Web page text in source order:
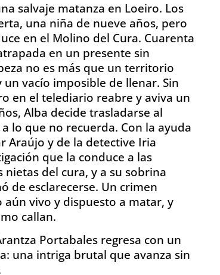
salvaje matanza en Loeiro. Los
una niña de nueve años, pero
en el Molino del Cura. Cuarenta
en un presente sin
no es más que un territorio
vacío imposible de llenar. Sin
en el telediario reabre y aviva un
Alba decide trasladarse al
lo que no recuerda. Con la ayuda
Araújo y de la detective Iria
que la conduce a las
del cura, y a su sobrina
de esclarecerse. Un crimen
vivo y dispuesto a matar, y
callan.
Portabales regresa con un
una intriga brutal que avanza sin